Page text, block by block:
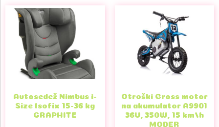
Avtosedež Nimbus i-
Size Isofix 15-36 kg
GRAPHITE
Otroški Cross motor
na akumulator A9901
36V, 350W, 15 km/h
MODER